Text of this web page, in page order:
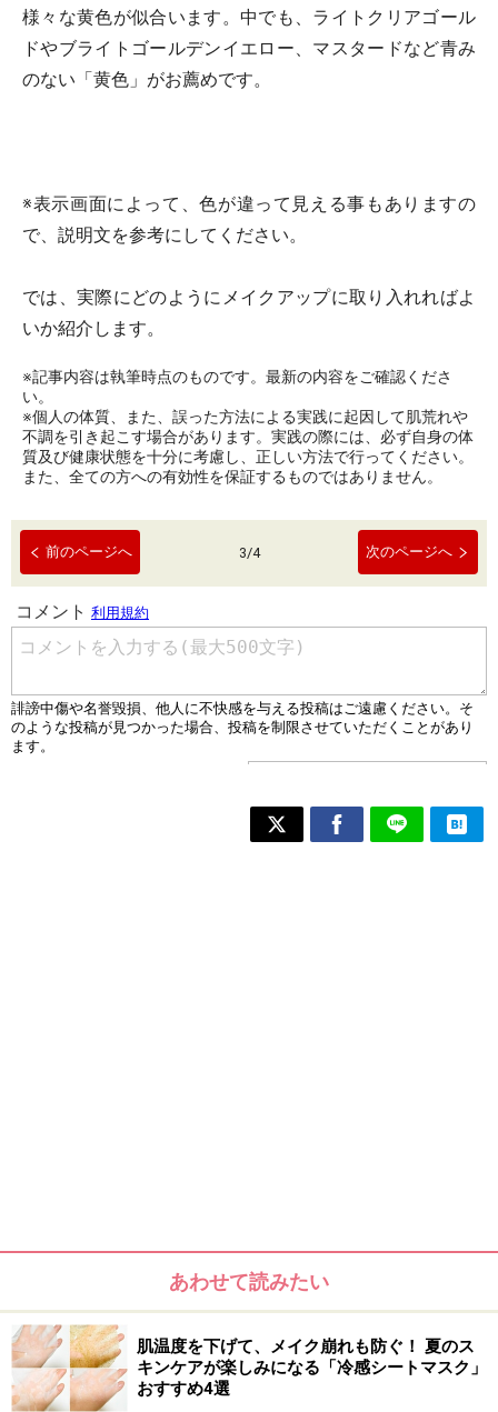
様々な黄色が似合います。中でも、ライトクリアゴール
ドやブライトゴールデンイエロー、マスタードなど青み
のない「黄色」がお薦めです。
※表示画面によって、色が違って見える事もありますの
で、説明文を参考にしてください。
では、実際にどのようにメイクアップに取り入れればよ
いか紹介します。
※記事内容は執筆時点のものです。最新の内容をご確認くださ
い。
※個人の体質、また、誤った方法による実践に起因して肌荒れや
不調を引き起こす場合があります。実践の際には、必ず自身の体
質及び健康状態を十分に考慮し、正しい方法で行ってください。
また、全ての方への有効性を保証するものではありません。
前のページへ 3/4 次のページへ
あわせて読みたい
肌温度を下げて、メイク崩れも防ぐ！ 夏のス
キンケアが楽しみになる「冷感シートマスク」
おすすめ4選